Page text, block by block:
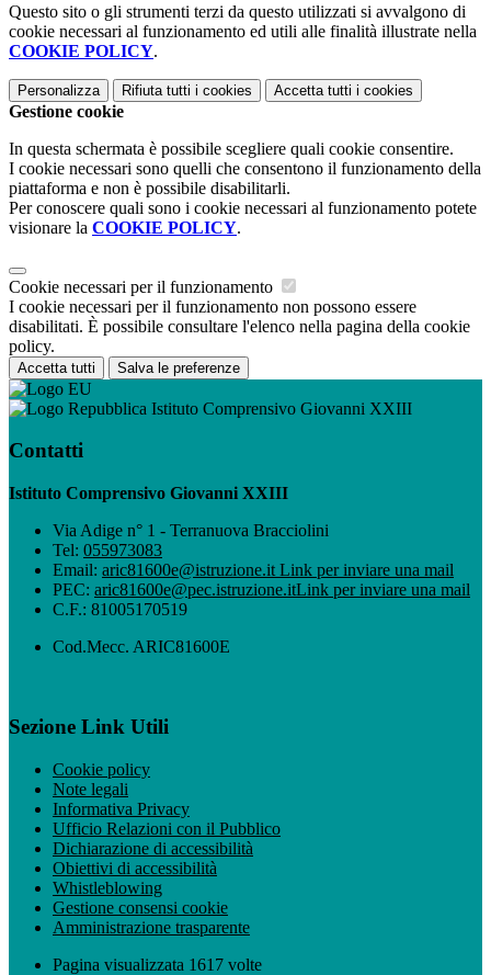
Questo sito o gli strumenti terzi da questo utilizzati si avvalgono di
cookie necessari al funzionamento ed utili alle finalità illustrate nella
COOKIE POLICY.
Personalizza Rifiuta tutti i cookies Accetta tutti i cookies
Gestione cookie
In questa schermata è possibile scegliere quali cookie consentire.
I cookie necessari sono quelli che consentono il funzionamento della
piattaforma e non è possibile disabilitarli.
Per conoscere quali sono i cookie necessari al funzionamento potete
visionare la COOKIE POLICY.
Cookie necessari per il funzionamento
I cookie necessari per il funzionamento non possono essere
disabilitati. È possibile consultare l'elenco nella pagina della cookie
policy.
Accetta tutti Salva le preferenze
Istituto Comprensivo Giovanni XXIII
Contatti
Istituto Comprensivo Giovanni XXIII
Via Adige n° 1 - Terranuova Bracciolini
Tel: 055973083
Email: aric81600e@istruzione.it Link per inviare una mail
PEC: aric81600e@pec.istruzione.itLink per inviare una mail
C.F.: 81005170519
Cod.Mecc. ARIC81600E
Sezione Link Utili
Cookie policy
Note legali
Informativa Privacy
Ufficio Relazioni con il Pubblico
Dichiarazione di accessibilità
Obiettivi di accessibilità
Whistleblowing
Gestione consensi cookie
Amministrazione trasparente
Pagina visualizzata 1617 volte